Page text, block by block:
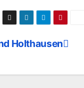
Holthausen